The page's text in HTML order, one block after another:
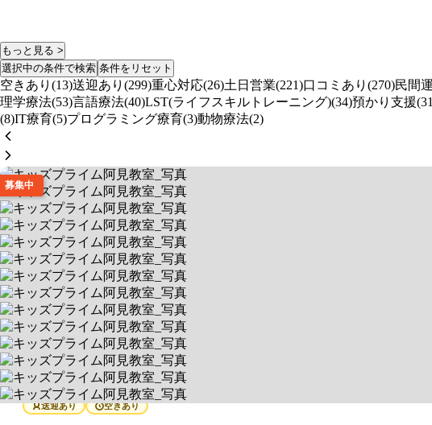
もっと見る >
選択中の条件で検索 条件をリセット
空きあり(13)送迎あり(299)重心対応(26)土日営業(221)口コミあり(270)民間
理学療法(53)言語療法(40)LST(ライフスキルトレーニング)(34)預かり支援
(8)IT療育(5)プログラミング療育(3)動物療法(2)
募集中
キッズプライム阿見教室
就労・自立支援に注力！
送迎あり 空きあり